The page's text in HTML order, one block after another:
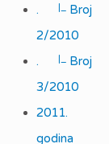
.
|_
Broj
2/2010
.
|_
Broj
3/2010
2011.
godina